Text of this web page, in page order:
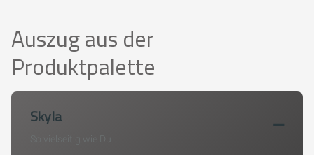
Auszug aus der
Produktpalette
Skyla